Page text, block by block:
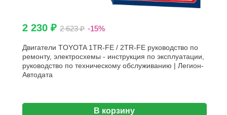
2 230 ₽ 2 623 ₽ -15%
Двигатели TOYOTA 1TR-FE / 2TR-FE руководство по
ремонту, электросхемы - инструкция по эксплуатации,
руководство по техническому обслуживанию | Легион-
Aвтодата
В корзину